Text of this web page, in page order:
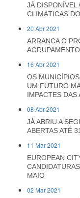
JÁ DISPONÍVEL
CLIMÁTICAS
20 Abr 2021
ARRANCA O
16 Abr 2021
OS
UM FUTURO
IMPACTES DAS
08 Abr 2021
JÁ ABRIU A
ABERTAS ATÉ
11 Mar 2021
EUROPEAN
MAIO
02 Mar 2021